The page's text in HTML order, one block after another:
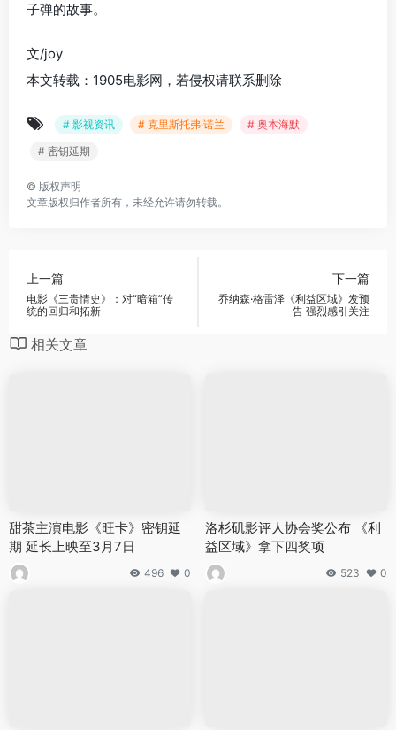
子弹的故事。
文/joy
本文转载：1905电影网，若侵权请联系删除
# 影视资讯 # 克里斯托弗·诺兰
# 奥本海默
# 密钥延期
© 版权声明
文章版权归作者所有，未经允许请勿转载。
上一篇
电影《三贵情史》：对“暗箱”传
统的回归和拓新
下一篇
乔纳森·格雷泽《利益区域》发预
告 强烈感引关注
相关文章
甜茶主演电影《旺卡》密钥延
期 延长上映至3月7日
496 0
洛杉矶影评人协会奖公布 《利
益区域》拿下四奖项
523 0